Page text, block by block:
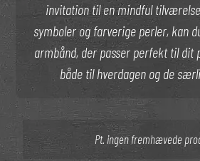
invitation til en mindful
symboler og farverige perler, kan
armbånd, der passer perfekt til dit
både til hverdagen og de
Pt. ingen fremhævede